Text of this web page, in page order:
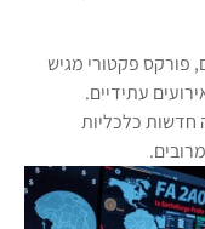
פורקס פקטורי מגיש
עתידיים.
חדשות כלכליות